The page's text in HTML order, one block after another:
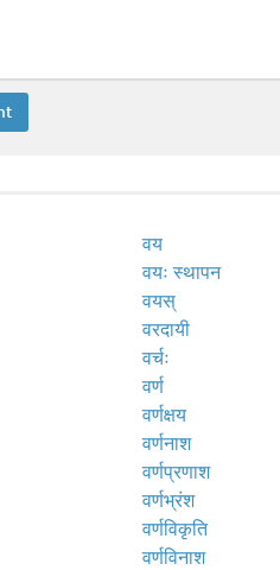
वय
वयः स्थापन
वयस्
वरदायी
वर्चः
वर्ण
वर्णक्षय
वर्णनाश
वर्णप्रणाश
वर्णभ्रंश
वर्णविकृति
वर्णविनाश